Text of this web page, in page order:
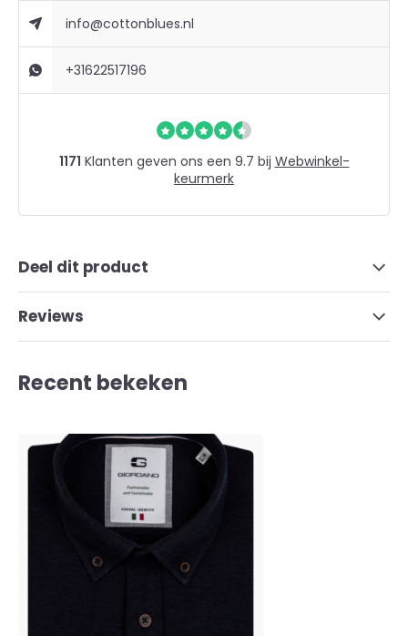
info@cottonblues.nl
+31622517196
1171 Klanten geven ons een 9.7 bij Webwinkel-
keurmerk
Deel dit product
Reviews
Recent bekeken